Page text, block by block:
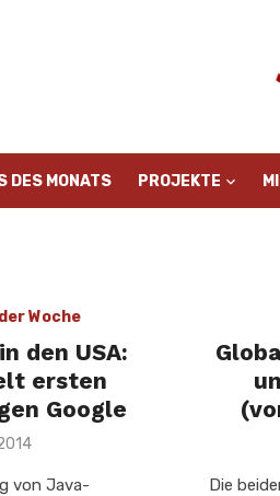
DES MONATS PROJEKTE
Woche
den USA:
ersten
Google
von Java-
Die